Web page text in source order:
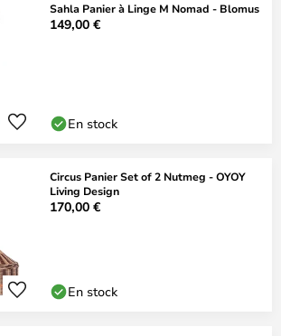
Sahla Panier à Linge M Nomad - Blomus
149,00 €
En stock
Circus Panier Set of 2 Nutmeg - OYOY
Living Design
170,00 €
En stock